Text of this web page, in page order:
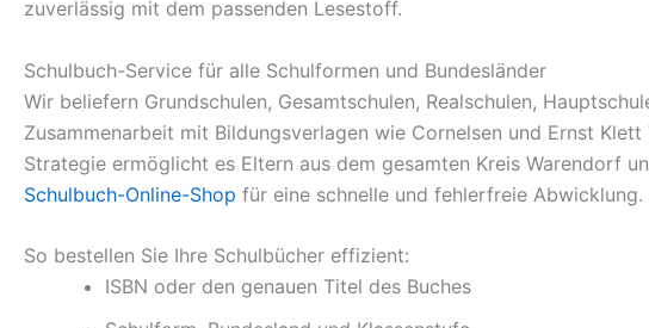
zuverlässig mit dem passenden Lesestoff.
Schulbuch-Service für alle Schulformen und Bundesländer
Wir beliefern Grundschulen, Gesamtschulen, Realschulen,
Zusammenarbeit mit Bildungsverlagen wie Cornelsen und Ernst
Strategie ermöglicht es Eltern aus dem gesamten Kreis Warendorf
Schulbuch-Online-Shop für eine schnelle und fehlerfreie Abwicklung.
So bestellen Sie Ihre Schulbücher effizient:
ISBN oder den genauen Titel des Buches